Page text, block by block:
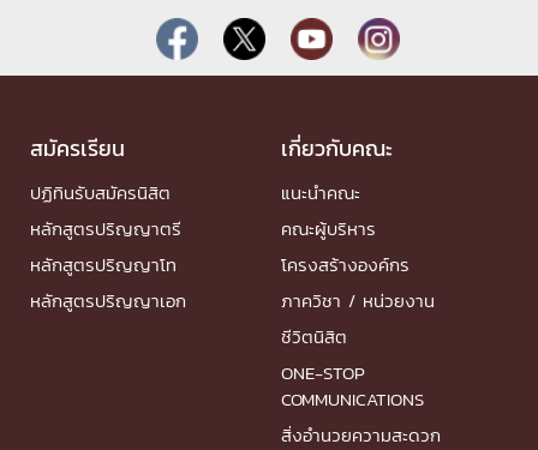
สมัครเรียน
ปฏิทินรับสมัครนิสิต
หลักสูตรปริญญาตรี
หลักสูตรปริญญาโท
หลักสูตรปริญญาเอก
เกี่ยวกับคณะ
แนะนำคณะ
คณะผู้บริหาร
โครงสร้างองค์กร
ภาควิชา / หน่วยงาน
ชีวิตนิสิต
ONE-STOP
COMMUNICATIONS
สิ่งอำนวยความสะดวก